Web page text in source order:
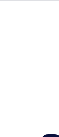
เป็ด, ตู้นิรภัยในห้อง